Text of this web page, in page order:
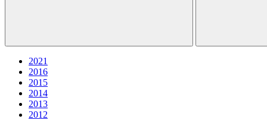
2021
2016
2015
2014
2013
2012